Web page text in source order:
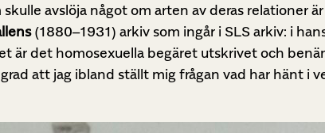
avslöja något om arten av deras relationer
(1880–1931) arkiv som ingår i SLS arkiv: i
är det homosexuella begäret utskrivet och
att jag ibland ställt mig frågan vad har hänt i